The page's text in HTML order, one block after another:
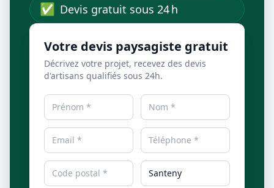
✅ Devis gratuit sous 24 h
Votre devis paysagiste gratuit
Décrivez votre projet, recevez des devis
d'artisans qualifiés sous 24h.